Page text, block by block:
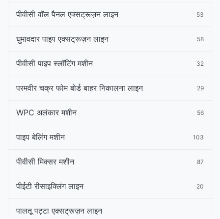
पीवीसी वॉल पैनल एक्सट्रूज़न लाइन 53
घुमावदार पाइप एक्सट्रूज़न लाइन 58
पीवीसी पाइप स्लॉटिंग मशीन 32
परमवीर चक्र फोम बोर्ड बाहर निकालना लाइन 29
WPC अलंकार मशीन 56
पाइप बेलिंग मशीन 103
पीवीसी मिक्सर मशीन 87
पीईटी रीसाइक्लिंग लाइन 20
पालतू पट्टा एक्सट्रूज़न लाइन